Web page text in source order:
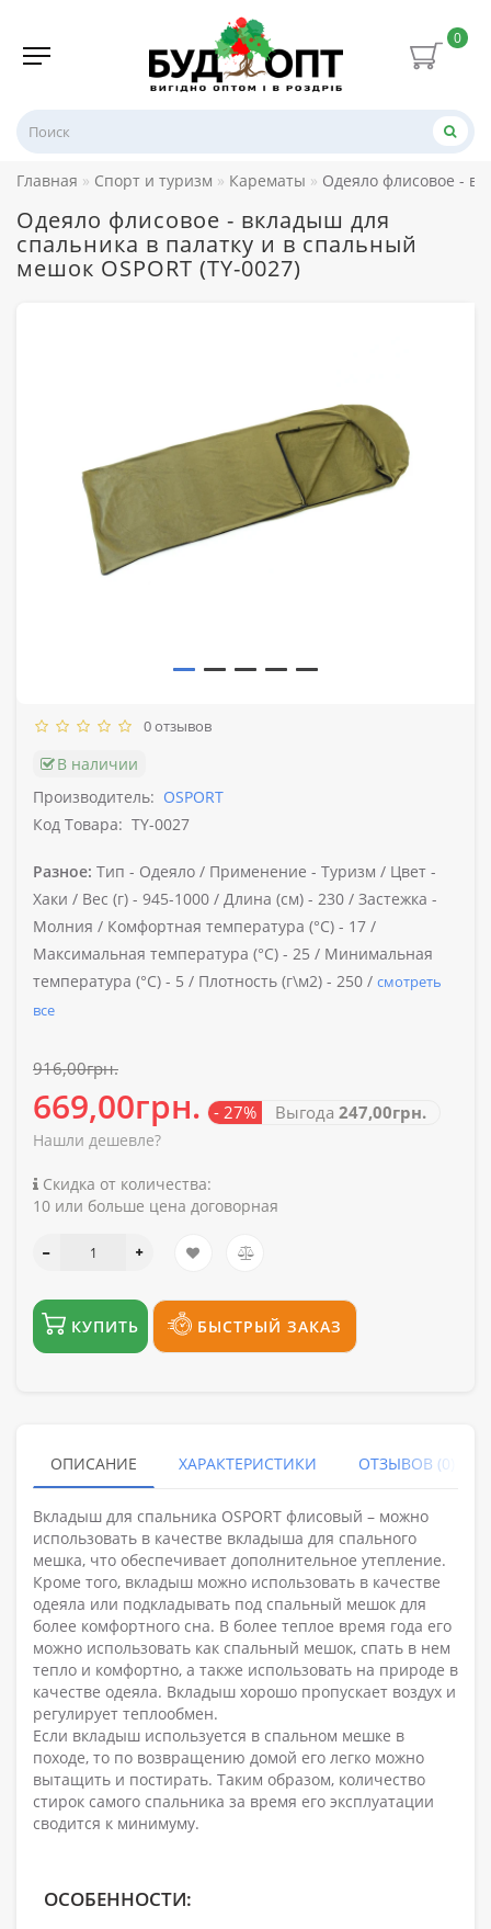
0
Главная Спорт и туризм Карематы Одеяло флисовое -
Одеяло флисовое - вкладыш для
спальника в палатку и в спальный
мешок OSPORT (TY-0027)
0 отзывов
В наличии
Производитель: OSPORT
Код Товара: TY-0027
Разное: Тип - Одеяло / Применение - Туризм / Цвет -
Хаки / Вес (г) - 945-1000 / Длина (см) - 230 / Застежка -
Молния / Комфортная температура (°C) - 17 /
Максимальная температура (°C) - 25 / Минимальная
температура (°C) - 5 / Плотность (г\м2) - 250 / смотреть
все
916,00грн.
669,00грн. - 27% Выгода 247,00грн.
Нашли дешевле?
Скидка от количества:
10 или больше цена договорная
КУПИТЬ БЫСТРЫЙ ЗАКАЗ
ОПИСАНИЕ ХАРАКТЕРИСТИКИ ОТЗЫВОВ (0)
Вкладыш для спальника OSPORT флисовый – можно
использовать в качестве вкладыша для спального
мешка, что обеспечивает дополнительное утепление.
Кроме того, вкладыш можно использовать в качестве
одеяла или подкладывать под спальный мешок для
более комфортного сна. В более теплое время года его
можно использовать как спальный мешок, спать в нем
тепло и комфортно, а также использовать на природе в
качестве одеяла. Вкладыш хорошо пропускает воздух и
регулирует теплообмен.
Если вкладыш используется в спальном мешке в
походе, то по возвращению домой его легко можно
вытащить и постирать. Таким образом, количество
стирок самого спальника за время его эксплуатации
сводится к минимуму.
ОСОБЕННОСТИ: